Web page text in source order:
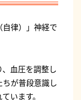
律）」神経で
血圧を調整し
が普段意識し
います。